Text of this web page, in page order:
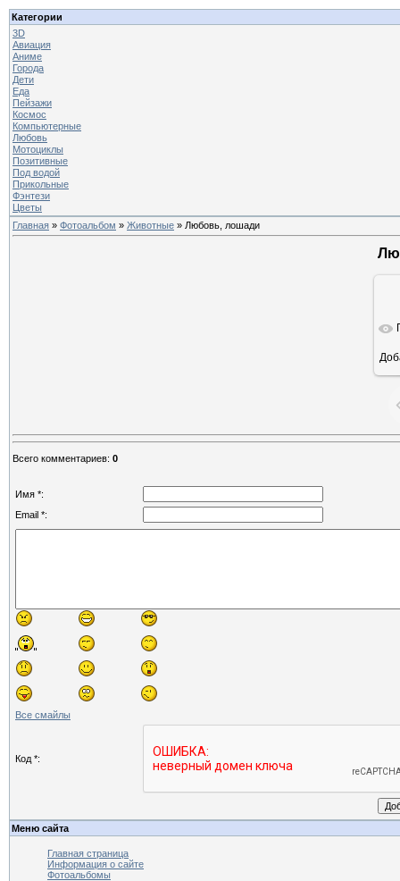
Категории
3D
Авиация
Аниме
Города
Дети
Еда
Пейзажи
Космос
Компьютерные
Любовь
Мотоциклы
Позитивные
Под водой
Прикольные
Фэнтези
Цветы
Главная » Фотоальбом » Животные » Любовь, лошади
Всего комментариев: 0
Имя *:
Email *:
Все смайлы
Код *:
Меню сайта
Главная страница
Информация о сайте
Фотоальбомы